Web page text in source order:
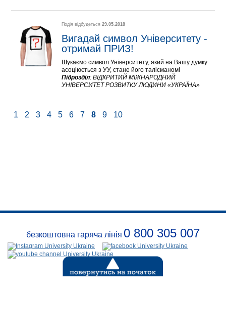
Подія відбудеться29.05.2018
Вигадай символ Університету -
отримай ПРИЗ!
Шукаємо символ Університету, який на Вашу думку
асоціюється з УУ, стане його талісманом!
Підрозділ:ВІДКРИТИЙ МІЖНАРОДНИЙ
УНІВЕРСИТЕТ РОЗВИТКУ ЛЮДИНИ «УКРАЇНА»
1 2 3 4 5 6 7 8 9 10
безкоштовна гаряча лінія 0 800 305 007
Про
заклад